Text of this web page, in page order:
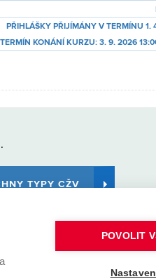
PŘIHLÁŠKY PŘIJÍMÁNY V TERMÍNU 1.
TERMÍN KONÁNÍ KURZU: 3. 9. 2026
TYPY CŽV
POVOLIT